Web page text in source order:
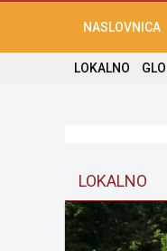
NASLOVNICA
LOKALNO
LOKALNO